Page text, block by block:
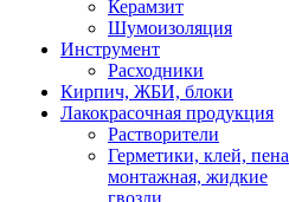
Керамзит
Шумоизоляция
Инструмент
Расходники
Кирпич, ЖБИ, блоки
Лакокрасочная продукция
Растворители
Герметики, клей, пена
монтажная, жидкие
гвозди